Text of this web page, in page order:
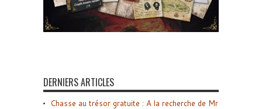
DERNIERS ARTICLES
Chasse au trésor gratuite : A la recherche de Mr